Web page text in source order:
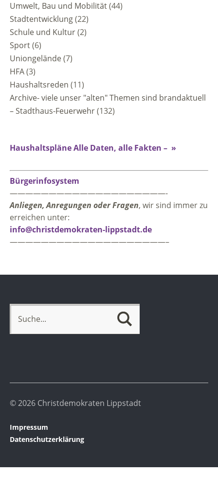
Umwelt, Bau und Mobilität(44)
Stadtentwicklung(22)
Schule und Kultur(2)
Sport(6)
Uniongelände(7)
HFA(3)
Haushaltsreden (11)
Archive- viele unser "alten" Themen sind brandaktuell
– Stadthaus-Feuerwehr(132)
Haushaltspläne Alle Daten, alle Fakten – »
Bürgerinfosystem
————————————————————-
Anliegen, Anregungen oder Fragen, wir sind immer zu
erreichen unter:
info@christdemokraten-lippstadt.de
————————————————————–
© 2026 Christdemokraten Lippstadt
Impressum
Datenschutzerklärung